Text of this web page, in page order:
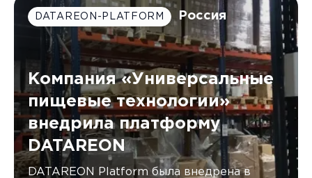
реального времени.
DATAREON-PLATFORM Россия
Компания «Универсальные
пищевые технологии»
внедрила платформу
DATAREON
DATAREON Platform была внедрена в